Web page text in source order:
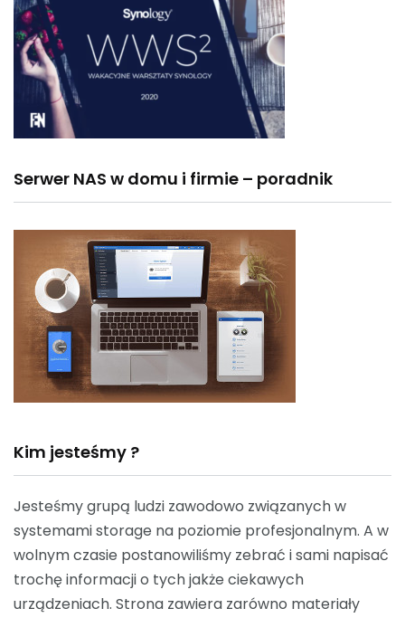
Serwer NAS w domu i firmie – poradnik
Kim jesteśmy ?
Jesteśmy grupą ludzi zawodowo związanych w
systemami storage na poziomie profesjonalnym. A w
wolnym czasie postanowiliśmy zebrać i sami napisać
trochę informacji o tych jakże ciekawych
urządzeniach. Strona zawiera zarówno materiały